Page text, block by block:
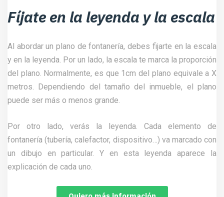
Fíjate en la leyenda y la escala
Al abordar un plano de fontanería, debes fijarte en la escala
y en la leyenda. Por un lado, la escala te marca la proporción
del plano. Normalmente, es que 1cm del plano equivale a X
metros. Dependiendo del tamaño del inmueble, el plano
puede ser más o menos grande.
Por otro lado, verás la leyenda. Cada elemento de
fontanería (tubería, calefactor, dispositivo…) va marcado con
un dibujo en particular. Y en esta leyenda aparece la
explicación de cada uno.